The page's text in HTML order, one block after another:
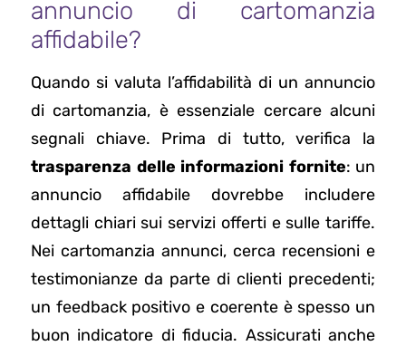
annuncio di cartomanzia
affidabile?
Quando si valuta l’affidabilità di un annuncio
di cartomanzia, è essenziale cercare alcuni
segnali chiave. Prima di tutto, verifica la
trasparenza delle informazioni fornite: un
annuncio affidabile dovrebbe includere
dettagli chiari sui servizi offerti e sulle tariffe.
Nei cartomanzia annunci, cerca recensioni e
testimonianze da parte di clienti precedenti;
un feedback positivo e coerente è spesso un
buon indicatore di fiducia. Assicurati anche